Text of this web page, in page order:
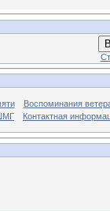
Воспоминания
Контактная